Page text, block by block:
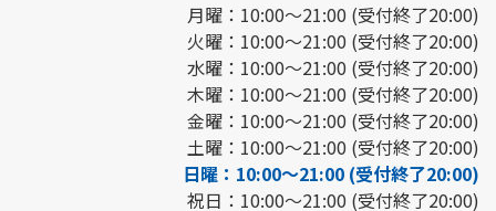
月曜：10:00～21:00 (受付終了20:00)
火曜：10:00～21:00 (受付終了20:00)
水曜：10:00～21:00 (受付終了20:00)
木曜：10:00～21:00 (受付終了20:00)
金曜：10:00～21:00 (受付終了20:00)
土曜：10:00～21:00 (受付終了20:00)
日曜：10:00～21:00 (受付終了20:00)
祝日：10:00～21:00 (受付終了20:00)